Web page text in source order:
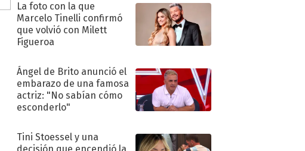
La foto con la que
Marcelo Tinelli confirmó
que volvió con Milett
Figueroa
Ángel de Brito anunció el
embarazo de una famosa
actriz: "No sabían cómo
esconderlo"
Tini Stoessel y una